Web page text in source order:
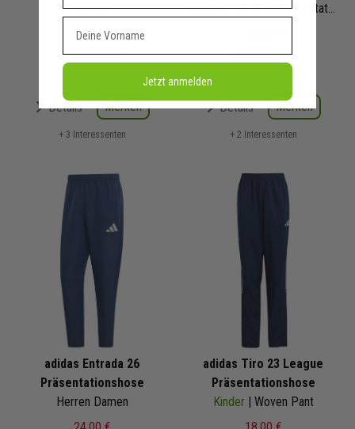
Präsentationshose
Kinder
30,00 €
50,00 € UVP
Details Merken
+ 3 Interessenten
Kinder| JE2771 | Presentation Pant
40,00 € UVP
Details Merken
+ 2 Interessenten
adidas Entrada 26
Präsentationshose
Herren Damen
adidas Tiro 23 League
Präsentationshose
Kinder | Woven Pant
Vorname
Jetzt anmelden